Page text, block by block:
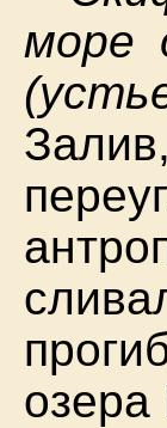
море
озера